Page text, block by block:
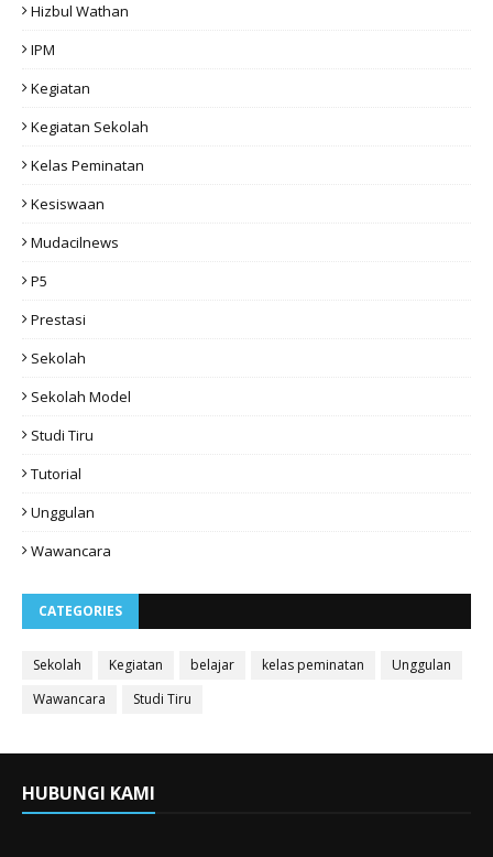
Hizbul Wathan
IPM
Kegiatan
Kegiatan Sekolah
Kelas Peminatan
Kesiswaan
Mudacilnews
P5
Prestasi
Sekolah
Sekolah Model
Studi Tiru
Tutorial
Unggulan
Wawancara
CATEGORIES
Sekolah Kegiatan belajar kelas peminatan
Unggulan
Wawancara
Studi Tiru
HUBUNGI KAMI